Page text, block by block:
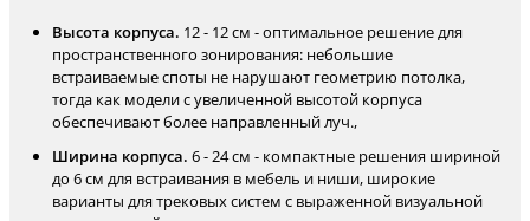
Высота корпуса. 12 - 12 см - оптимальное решение для
пространственного зонирования: небольшие
встраиваемые споты не нарушают геометрию потолка,
тогда как модели с увеличенной высотой корпуса
обеспечивают более направленный луч.,
Ширина корпуса. 6 - 24 см - компактные решения шириной
до 6 см для встраивания в мебель и ниши, широкие
варианты для трековых систем с выраженной визуальной